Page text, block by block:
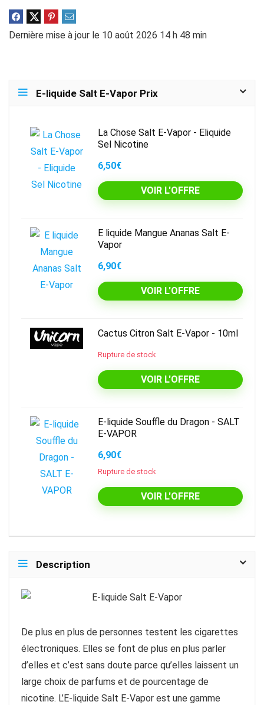
Dernière mise à jour le 10 août 2026 14 h 48 min
E-liquide Salt E-Vapor Prix
La Chose Salt E-Vapor - Eliquide
Sel Nicotine
6,50€
VOIR L'OFFRE
E liquide Mangue Ananas Salt E-
Vapor
6,90€
VOIR L'OFFRE
Cactus Citron Salt E-Vapor - 10ml
Rupture de stock
VOIR L'OFFRE
E-liquide Souffle du Dragon - SALT
E-VAPOR
6,90€
Rupture de stock
VOIR L'OFFRE
Description
De plus en plus de personnes testent les cigarettes
électroniques. Elles se font de plus en plus parler
d’elles et c’est sans doute parce qu’elles laissent un
large choix de parfums et de pourcentage de
nicotine. L’E-liquide Salt E-Vapor est une gamme